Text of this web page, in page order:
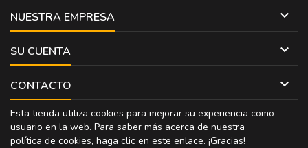
NUESTRA EMPRESA 
SU CUENTA 
CONTACTO 
Esta tienda utiliza cookies para mejorar su experiencia como
usuario en la web. Para saber más acerca de nuestra
política de cookies, haga clic en este enlace. ¡Gracias!